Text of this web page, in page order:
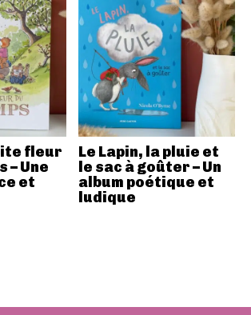
fleur
– Une
et
Le Lapin, la pluie et
le sac à goûter – Un
album poétique et
ludique